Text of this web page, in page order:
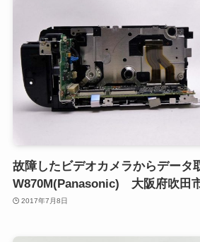
故障したビデオカメラからデータ
W870M(Panasonic) 大阪府吹田
2017年7月8日